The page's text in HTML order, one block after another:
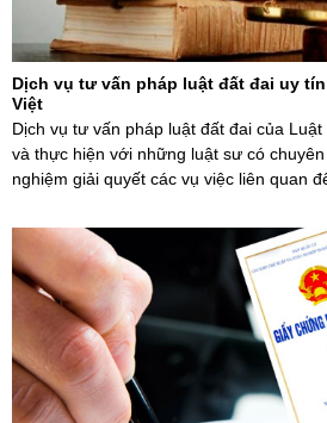
Dịch vụ tư vấn pháp luật đất đai uy
Việt
Dịch vụ tư vấn pháp luật đất đai của
và thực hiện với những luật sư có
nghiệm giải quyết các vụ việc liên quan